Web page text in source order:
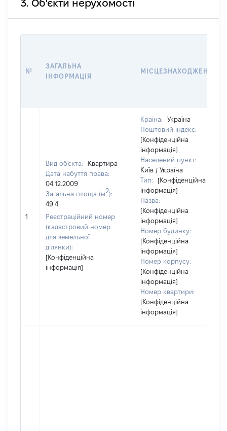
3. Об'єкти нерухомості
№
ЗАГАЛЬНА
ІНФОРМАЦІЯ
МІСЦЕЗНАХОДЖЕННЯ
1
Вид об'єкта:
Квартира
Дата набуття права:
04.12.2009
Загальна площа (м2):
49.4
Реєстраційний номер
(кадастровий номер
для земельної
ділянки):
[Конфіденційна
інформація]
Країна:
Україна
Поштовий індекс:
[Конфіденційна
інформація]
Населений пункт:
Київ / Україна
Тип:
[Конфіденційна
інформація]
Назва:
[Конфіденційна
інформація]
Номер будинку:
[Конфіденційна
інформація]
Номер корпусу:
[Конфіденційна
інформація]
Номер квартири:
[Конфіденційна
інформація]